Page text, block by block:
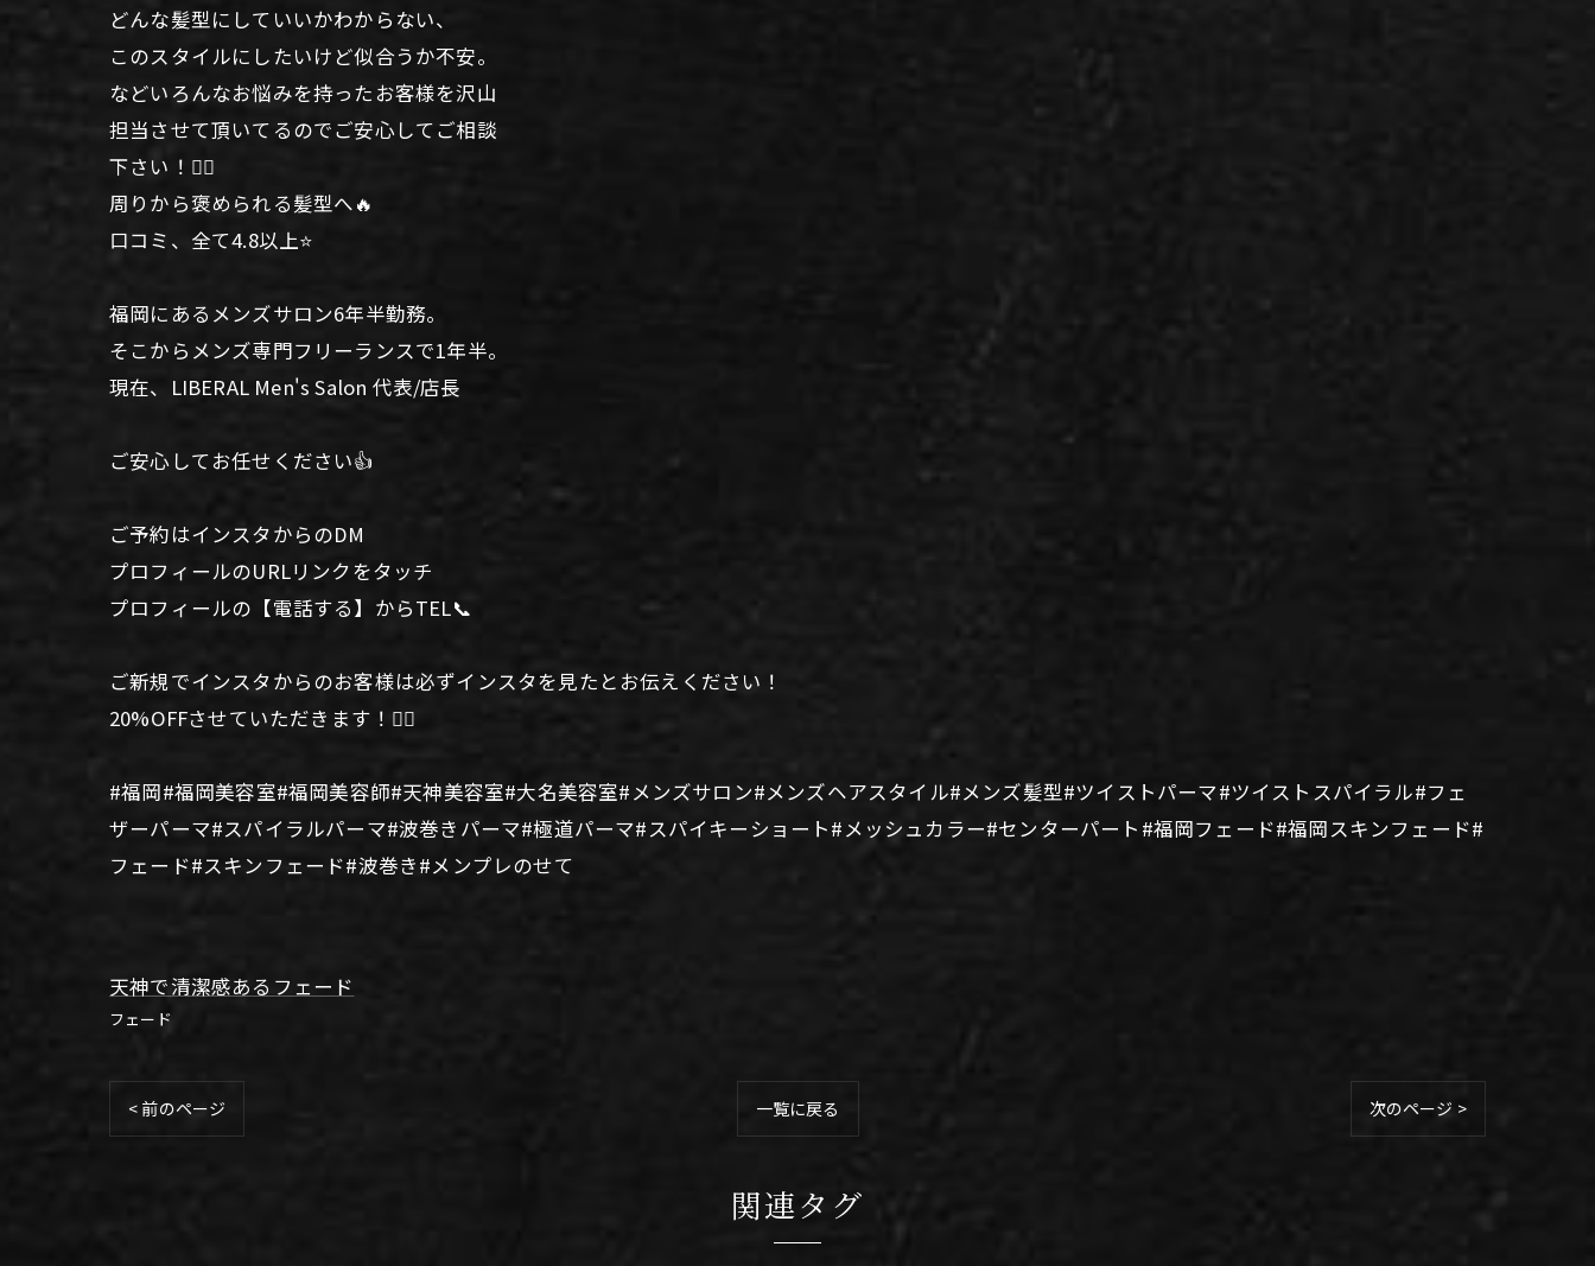
どんな髪型にしていいかわからない、
このスタイルにしたいけど似合うか不安。
などいろんなお悩みを持ったお客様を沢山
担当させて頂いてるのでご安心してご相談
下さい！🙆‍♂️
周りから褒められる髪型へ🔥
口コミ、全て4.8以上⭐️
福岡にあるメンズサロン6年半勤務。
そこからメンズ専門フリーランスで1年半。
現在、LIBERAL Men's Salon 代表/店長
ご安心してお任せください👍
ご予約はインスタからのDM
プロフィールのURLリンクをタッチ
プロフィールの【電話する】からTEL📞
ご新規でインスタからのお客様は必ずインスタを見たとお伝えください！
20%OFFさせていただきます！🙆‍♂️
#福岡#福岡美容室#福岡美容師#天神美容室#大名美容室#メンズサロン#メンズヘアスタイル#メンズ髪型#ツイストパーマ#ツイストスパイラル#フェ
ザーパーマ#スパイラルパーマ#波巻きパーマ#極道パーマ#スパイキーショート#メッシュカラー#センターパート#福岡フェード#福岡スキンフェード#
フェード#スキンフェード#波巻き#メンプレのせて
天神で清潔感あるフェード
フェード
< 前のページ 一覧に戻る 次のページ >
関連タグ